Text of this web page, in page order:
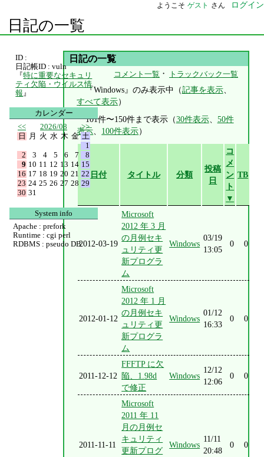
ようこそ ゲスト さん ログイン
日記の一覧
日記の一覧
コメント一覧 ・ トラックバック一覧
『Windows』のみ表示中（記事を表示、
すべて表示）
101件〜150件まで表示（30件表示、 50件
表示、 100件表示）
日付 タイトル 分類
投稿
日
コ
メ
ン
ト
▼
TB
2012-03-19
Microsoft
2012 年 3 月
の月例セキ
ュリティ更
新プログラ
ム
Windows
03/19
13:05
0 0
2012-01-12
Microsoft
2012 年 1 月
の月例セキ
ュリティ更
新プログラ
ム
Windows
01/12
16:33
0 0
2011-12-12
FFFTP に欠
陥、1.98d
で修正
Windows
12/12
12:06
0 0
2011-11-11
Microsoft
2011 年 11
月の月例セ
キュリティ
更新プログ
Windows
11/11
20:48
0 0
ID :
日記帳ID : vuln
『特に重要なセキュリ
ティ欠陥・ウイルス情
報 』
カレンダー
<<
2026/08
>>
日
月 火 水 木 金 土
1
2
3 4 5 6 7
8
9 10 11 12 13 14 15
16 17 18 19 20 21 22
23 24 25 26 27 28 29
30 31
System info
Apache : prefork
Runtime : cgi perl
RDBMS : pseudo DB